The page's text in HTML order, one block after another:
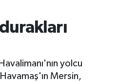
yolcu
Havamaş'ın Mersin,
ve Fikstür